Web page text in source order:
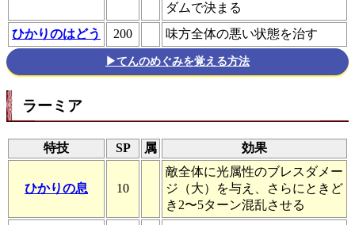
ダムで決まる
ひかりのはどう
200 味方全体の悪い状態を治す
▶てんのめぐみを覚える方法
ラーミア
特技 SP 属 効果
ひかりの息 10
敵全体に光属性のブレスダメー
ジ（大）を与え、さらにときど
き2〜5ターン混乱させる